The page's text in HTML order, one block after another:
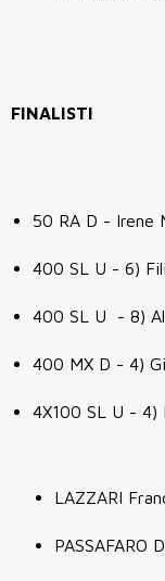
FINALISTI
50 RA D - Irene
400 SL U - 6)
400 SL U - 8)
400 MX D - 4)
4X100 SL U - 4)
LAZZARI
PASSAFARO